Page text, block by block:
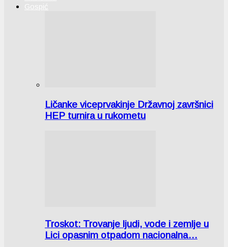
Gospić
Ličanke viceprvakinje Državnoj završnici
HEP turnira u rukometu
Troskot: Trovanje ljudi, vode i zemlje u
Lici opasnim otpadom nacionalna…